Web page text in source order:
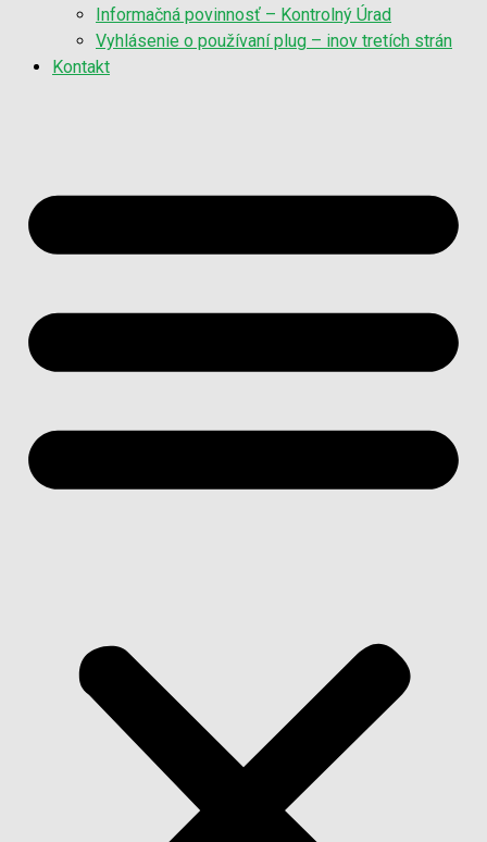
Informačná povinnosť – Kontrolný Úrad
Vyhlásenie o používaní plug – inov tretích strán
Kontakt